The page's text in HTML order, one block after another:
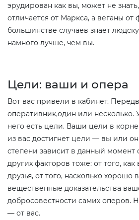
эрудирован как вы, может не
отличается от Маркса, а веганы от
большинстве случаев знает
намного лучше, чем вы.
Цели: ваши и опера
Вот вас привели в кабинет.
оперативник,один или несколько.
него есть цели. Ваши цели в
из вас достигнет цели — вы или
степени зависит в данный момент
других факторов тоже: от того,
друзья, от того, насколько хорошо
вещественные доказательства
добросовестности самих оперов.
— от вас.